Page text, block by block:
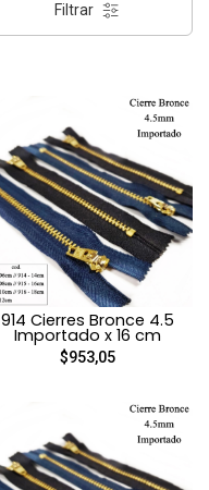
Filtrar
914 Cierres Bronce 4.5
Importado x 16 cm
$953,05